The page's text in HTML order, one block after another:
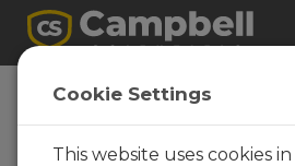
Newsroom
Du nouveau coté mise à
de l'OBS 500!
Cookie Settings
This website uses cookies